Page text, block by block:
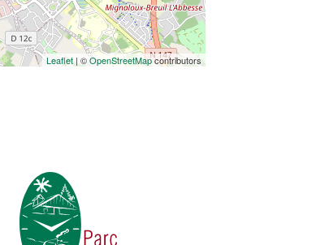
Leaflet| ©OpenStreetMapcontributors